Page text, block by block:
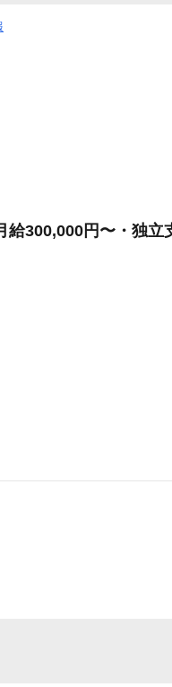
給300,000円〜・独立